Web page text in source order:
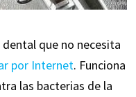
que no necesita
por Internet. Funciona
las bacterias de la